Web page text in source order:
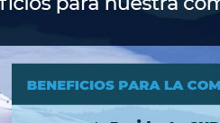
VALLE NACIONALES